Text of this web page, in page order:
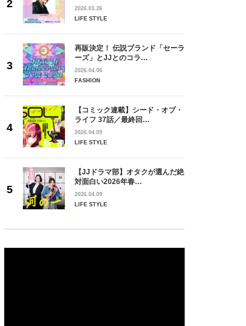
2026.03.26
LIFE STYLE
再販決定！ 伝説ブランド「セーラ
ーズ」とJJとのコラ…
2026.04.06
FASHION
【コミック連載】シード・オブ・
ライフ 37話／最終回…
2026.04.09
LIFE STYLE
【JJドラマ部】オタクが選んだ絶
対面白い2026年春…
2026.04.09
LIFE STYLE